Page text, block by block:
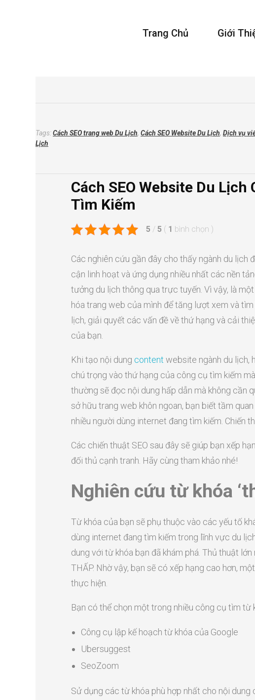
Trang Chủ Giới
Cách SEO Website Du Lịch
Tìm Kiếm
5 / 5 ( 1 bình chọn )
Các nghiên cứu gần đây cho thấy ngành du
cận linh hoạt và ứng dụng nhiều nhất các nền
tưởng du lịch thông qua trực tuyến. Vì vậy, là
hóa trang web của mình để tăng lượt xem và
lịch, giải quyết các vấn đề về thứ hạng và cải
của bạn.
Khi tạo nội dung content website ngành du lịch,
chú trọng vào thứ hạng của công cụ tìm kiếm
thường sẽ đọc nội dung hấp dẫn mà không cần
sở hữu trang web khôn ngoan, bạn biết tầm
nhiều người dùng internet đang tìm kiếm. Chiến
Các chiến thuật SEO sau đây sẽ giúp bạn xếp
đối thủ cạnh tranh. Hãy cùng tham khảo nhé!
Nghiên cứu từ khóa
Từ khóa của bạn sẽ phụ thuộc vào các yếu tố
dùng internet đang tìm kiếm trong lĩnh vực du
dung với từ khóa bạn đã khám phá. Thủ thuật
THẤP. Nhờ vậy, bạn sẽ có xếp hạng cao hơn,
thực hiện.
Bạn có thể chọn một trong nhiều công cụ tìm từ
Công cụ lập kế hoạch từ khóa của Google
Ubersuggest
SeoZoom
Sử dụng các từ khóa phù hợp nhất cho nội dung
Tags:Cách SEO trang web Du Lịch, Cách SEO Website Du Lịch, Dịch vụ
Lịch